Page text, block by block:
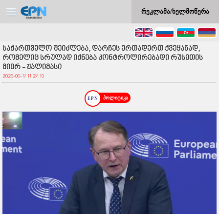
რეკლამა/ხელმოწერა
საქართველო შეიძლება, დარჩეს ერთადერთ ქვეყანად,
რომელიც სრულად იქნება კონტროლირებადი რუსეთის
მიერ - ჟალიმასი
2026-06-17 11:27:10
პოლიტიკა